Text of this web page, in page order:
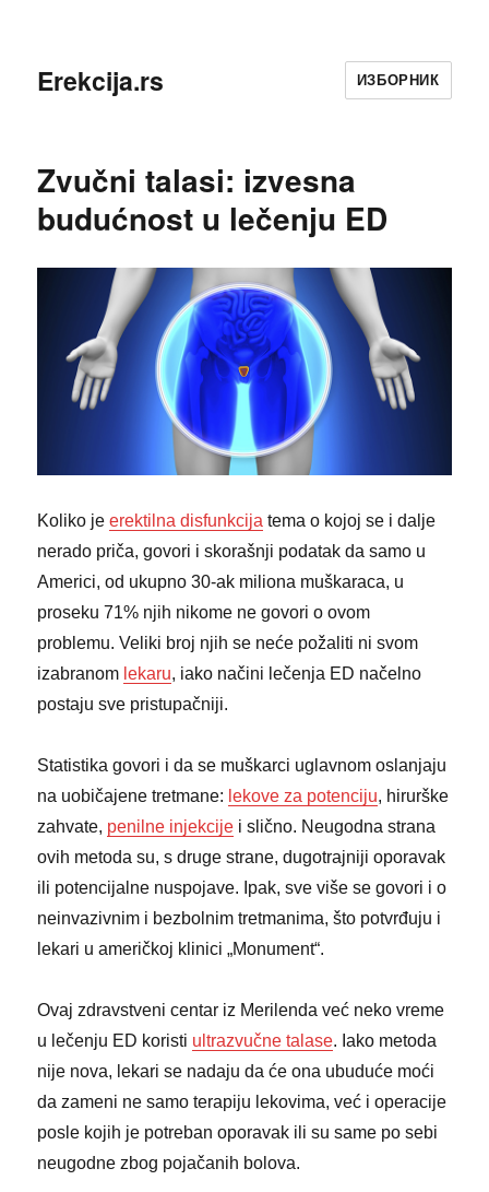
Erekcija.rs ИЗБОРНИК
Zvučni talasi: izvesna
budućnost u lečenju ED
Koliko jeerektilna disfunkcija tema o kojoj se i dalje
nerado priča, govori i skorašnji podatak da samo u
Americi, od ukupno 30-ak miliona muškaraca, u
proseku 71% njih nikome ne govori o ovom
problemu. Veliki broj njih se neće požaliti ni svom
izabranom lekaru, iako načini lečenja ED načelno
postaju sve pristupačniji.
Statistika govori i da se muškarci uglavnom oslanjaju
na uobičajene tretmane: lekove za potenciju, hirurške
zahvate, penilne injekcije i slično. Neugodna strana
ovih metoda su, s druge strane, dugotrajniji oporavak
ili potencijalne nuspojave. Ipak, sve više se govori i o
neinvazivnim i bezbolnim tretmanima, što potvrđuju i
lekari u američkoj klinici „Monument“.
Ovaj zdravstveni centar iz Merilenda već neko vreme
u lečenju ED koristi ultrazvučne talase. Iako metoda
nije nova, lekari se nadaju da će ona ubuduće moći
da zameni ne samo terapiju lekovima, već i operacije
posle kojih je potreban oporavak ili su same po sebi
neugodne zbog pojačanih bolova.